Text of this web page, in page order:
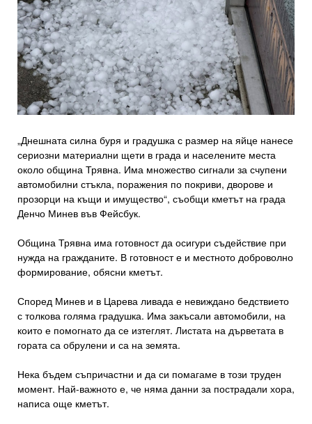
„Днешната силна буря и градушка с размер на яйце нанесе
сериозни материални щети в града и населените места
около община Трявна. Има множество сигнали за счупени
автомобилни стъкла, поражения по покриви, дворове и
прозорци на къщи и имущество“, съобщи кметът на града
Денчо Минев във Фейсбук.
Община Трявна има готовност да осигури съдействие при
нужда на гражданите. В готовност е и местното доброволно
формирование, обясни кметът.
Според Минев и в Царева ливада е невиждано бедствието
с толкова голяма градушка. Има закъсали автомобили, на
които е помогнато да се изтеглят. Листата на дърветата в
гората са обрулени и са на земята.
Нека бъдем съпричастни и да си помагаме в този труден
момент. Най-важното е, че няма данни за пострадали хора,
написа още кметът.